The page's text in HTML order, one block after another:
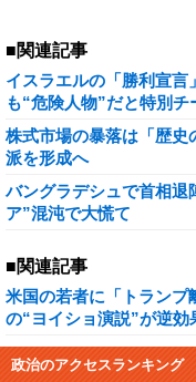
■関連記事
イスラエルの「勝利宣
も“危険人物”だと特別チ
株式市場の暴落は「歴史
派を形成へ
バングラデシュで首相
ア”混沌で大慌て
■関連記事
米国の若者に「トランプ
の“ヨイショ演説”が逆効
政治のアクセスランキング